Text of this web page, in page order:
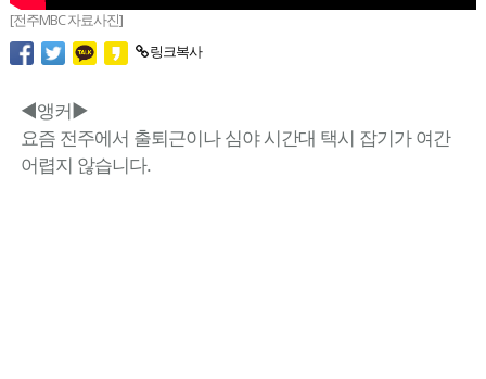
[전주MBC 자료사진]
링크복사
◀앵커▶
요즘 전주에서 출퇴근이나 심야 시간대 택시 잡기가 여간
어렵지 않습니다.